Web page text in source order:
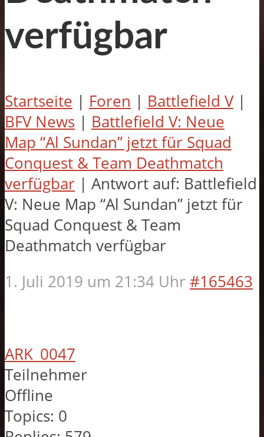
verfügbar
Startseite | Foren | Battlefield V |
BFV News | Battlefield V: Neue
Map “Al Sundan” jetzt für Squad
Conquest & Team Deathmatch
verfügbar | Antwort auf: Battlefield
V: Neue Map “Al Sundan” jetzt für
Squad Conquest & Team
Deathmatch verfügbar
1. Juli 2019 um 21:34 Uhr #165463
ARK_0047
Teilnehmer
Offline
Topics: 0